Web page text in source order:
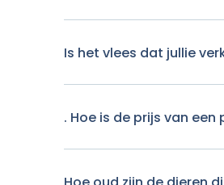
Is het vlees dat jullie
. Hoe is de prijs van